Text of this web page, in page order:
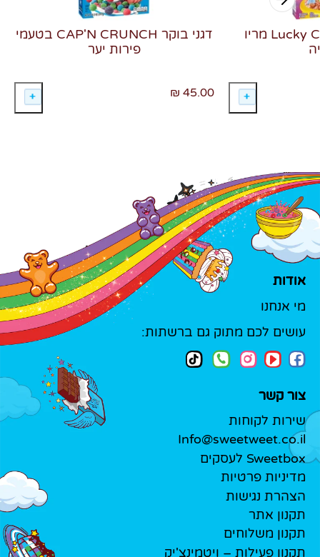
דגני בוקר CAP'N CRUNCH בטעמי
פירות יער
45.00 ₪
דגני בוקר Lucky Charms מריו
אודות
מי אנחנו
עושים לכם מתוק גם ברשתות:
צור קשר
שירות לקוחות
Info@sweetweet.co.il
Sweetbox לעסקים
מדיניות פרטיות
הצהרת נגישות
תקנון אתר
תקנון משלוחים
תקנון פעילות – ויטמינצ'יק